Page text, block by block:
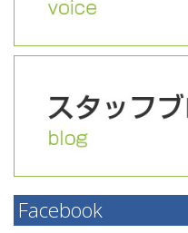
Facebook